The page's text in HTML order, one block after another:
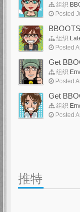
组织
Posted
BBOOTS
组织
Posted
Get
组织
Posted
Get
组织
Posted
推特